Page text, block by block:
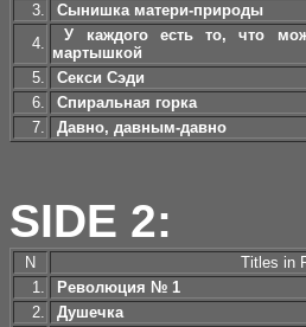
3.
Сынишка матери-природы
4.
У каждого есть то, что
мартышкой
5.
Секси Сэди
6.
Спиральная горка
7.
Давно, давным-давно
SIDE 2:
N
Titles in
1.
Революция № 1
2.
Душечка